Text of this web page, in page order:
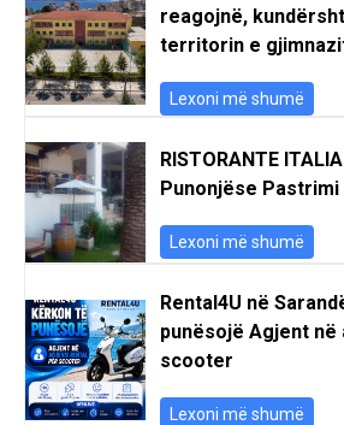
reagojnë,
territorin e
Lexoni më shumë
RISTORANTE
Punonjëse Pastrimi
Lexoni më shumë
Rental4U në
punësojë Agjent
scooter
Lexoni më shumë